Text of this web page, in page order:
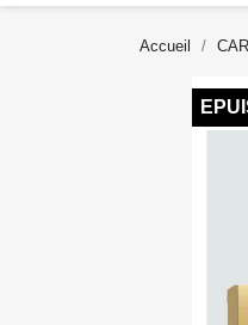
Accueil